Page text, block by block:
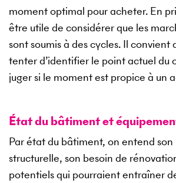
moment optimal pour acheter. En
être utile de considérer que les
sont soumis à des cycles. Il convient
tenter d’identifier le point actuel du
juger si le moment est propice à un
État du bâtiment et
Par état du bâtiment, on entend
structurelle, son besoin de
potentiels qui pourraient entraîner